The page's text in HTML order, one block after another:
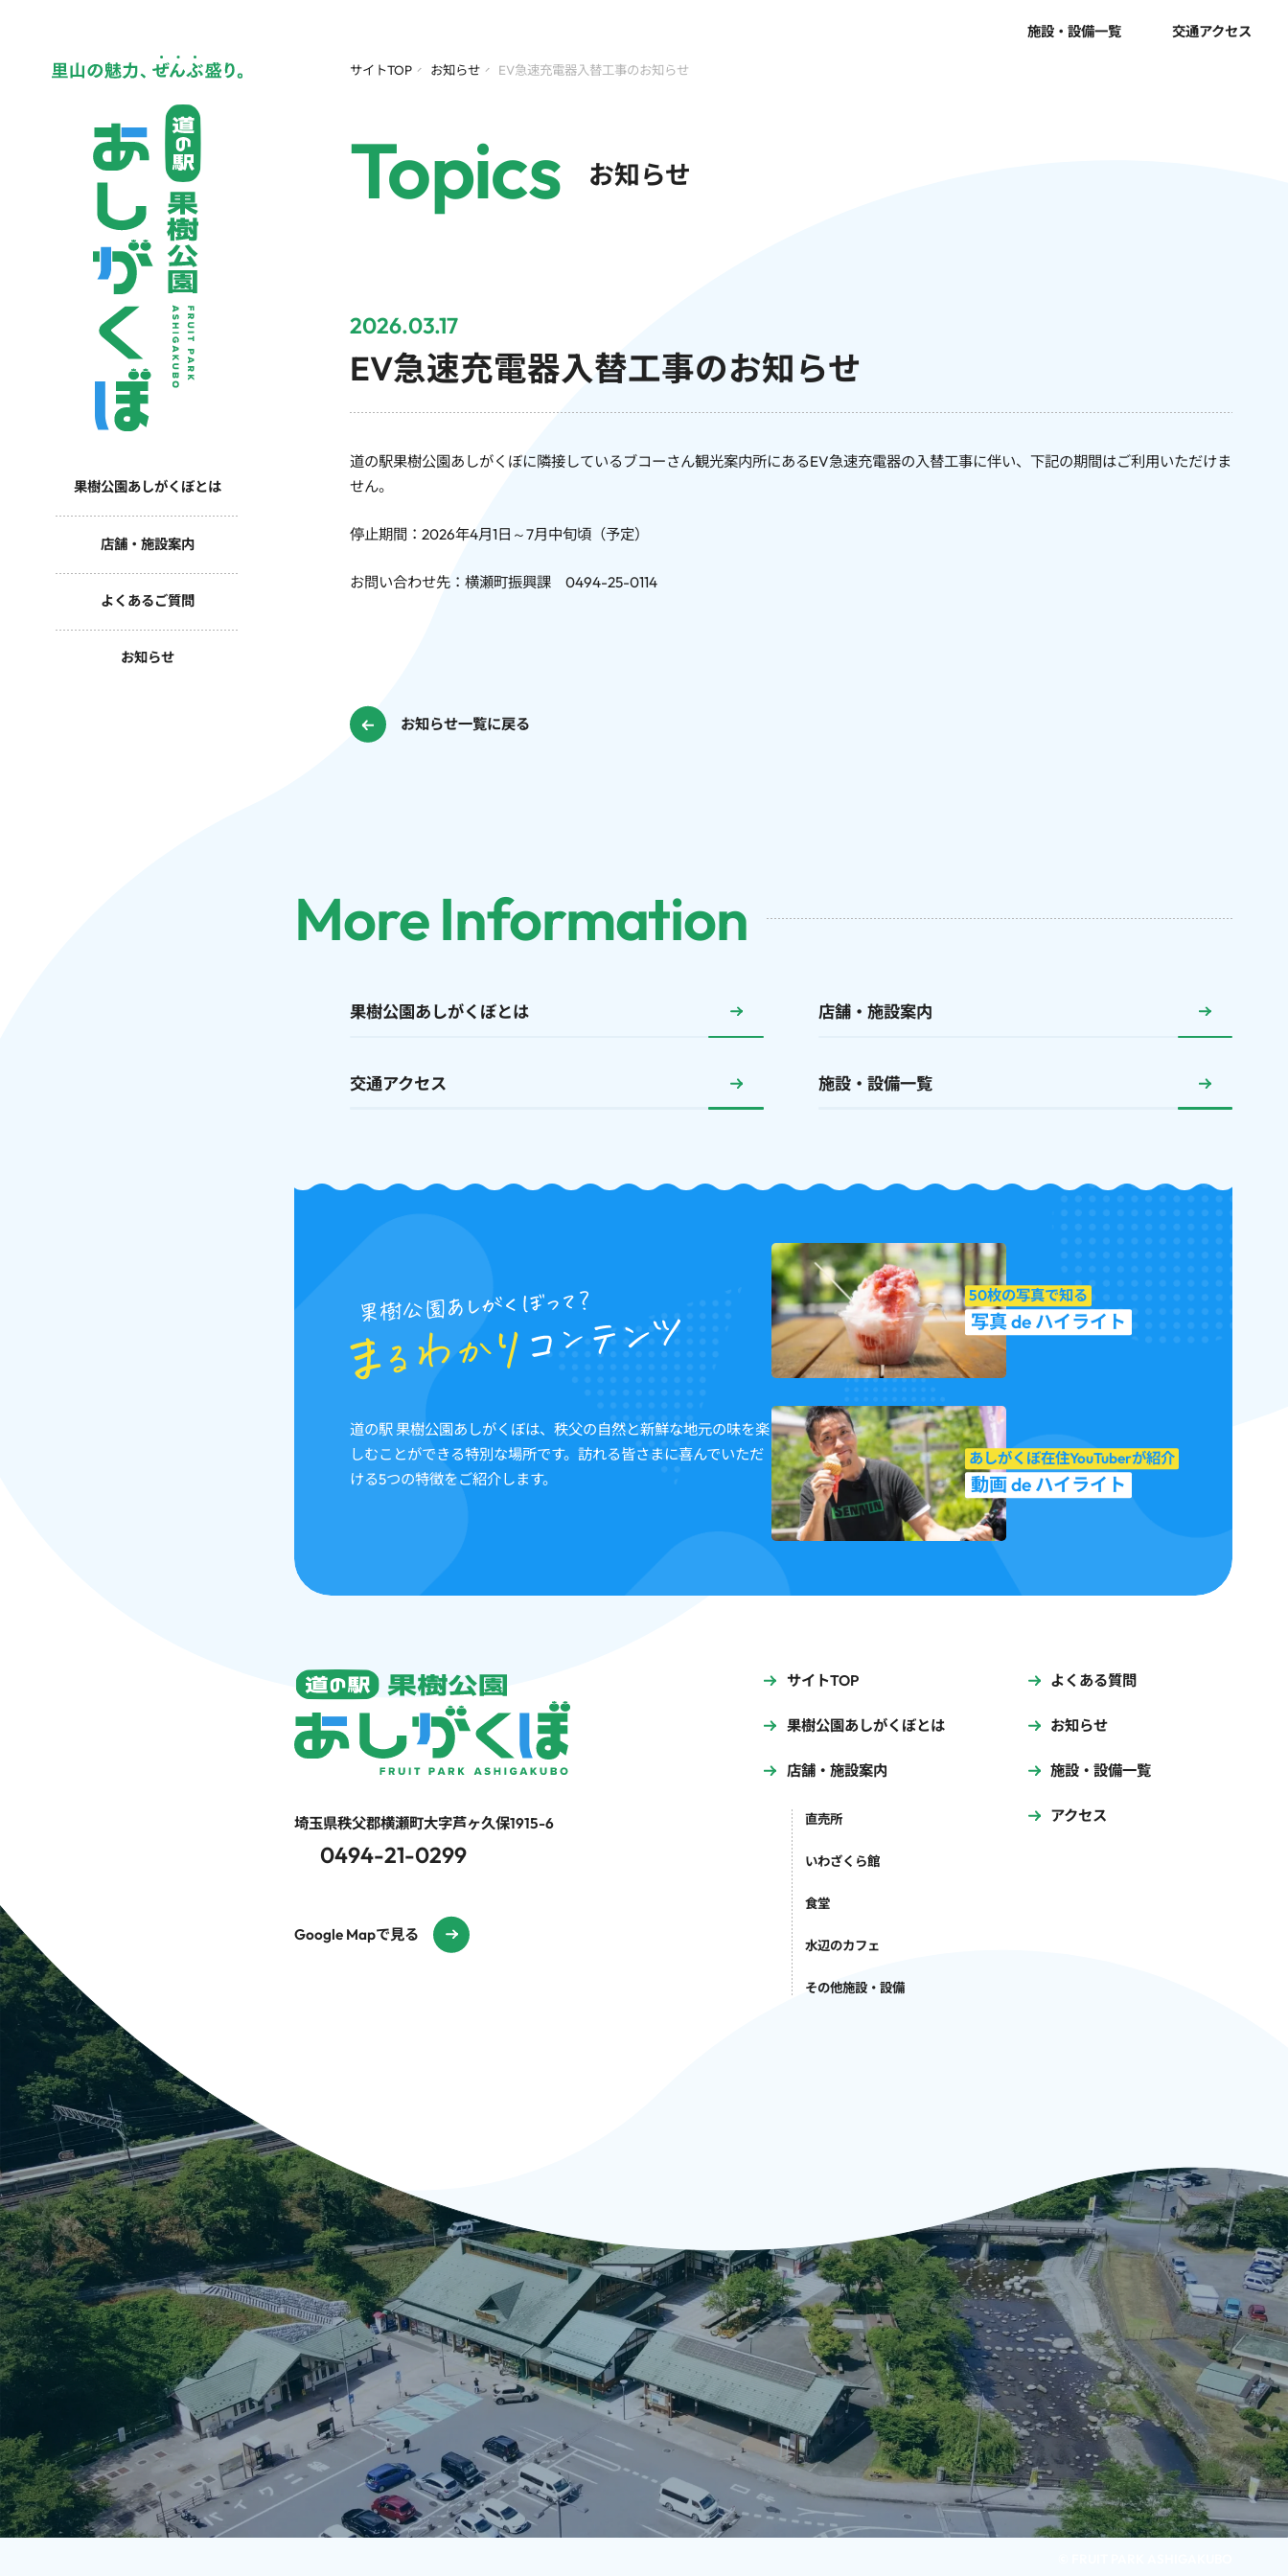
果樹公園あしがくぼとは
店舗・施設案内
よくあるご質問
お知らせ
施設・設備一覧 交通アクセス
サイトTOP お知らせ EV急速充電器入替工事のお知らせ
Topics お知らせ
2026.03.17
EV急速充電器入替工事のお知らせ
道の駅果樹公園あしがくぼに隣接しているブコーさん観光案内所にあるEV急速充電器の入替工事に伴い、下記の期間はご利用いただけま
せん。
停止期間：2026年4月1日～7月中旬頃（予定）
お問い合わせ先：横瀬町振興課 0494-25-0114
お知らせ一覧に戻る
More Information
果樹公園あしがくぼとは 店舗・施設案内
交通アクセス 施設・設備一覧
道の駅 果樹公園あしがくぼは、秩父の自然と新鮮な地元の味を楽
しむことができる特別な場所です。訪れる皆さまに喜んでいただ
ける5つの特徴をご紹介します。
50枚の写真で知る
写真 de ハイライト
あしがくぼ在住YouTuberが紹介
動画 de ハイライト
埼玉県秩父郡横瀬町大字芦ヶ久保1915-6
0494-21-0299
Google Mapで見る
サイトTOP
果樹公園あしがくぼとは
店舗・施設案内
直売所
いわざくら館
食堂
水辺のカフェ
その他施設・設備
よくある質問
お知らせ
施設・設備一覧
アクセス